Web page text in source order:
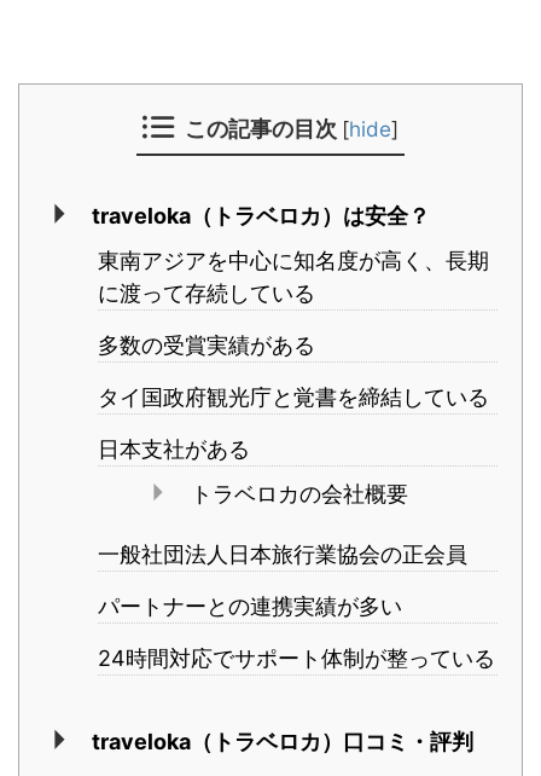
この記事の目次 [hide]
traveloka（トラベロカ）は安全？
東南アジアを中心に知名度が高く、長期
に渡って存続している
多数の受賞実績がある
タイ国政府観光庁と覚書を締結している
日本支社がある
トラベロカの会社概要
一般社団法人日本旅行業協会の正会員
パートナーとの連携実績が多い
24時間対応でサポート体制が整っている
traveloka（トラベロカ）口コミ・評判